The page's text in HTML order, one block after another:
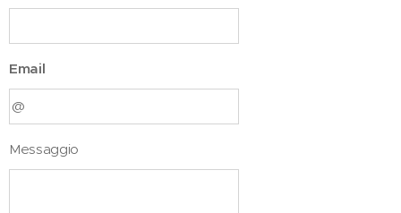
Email
Messaggio